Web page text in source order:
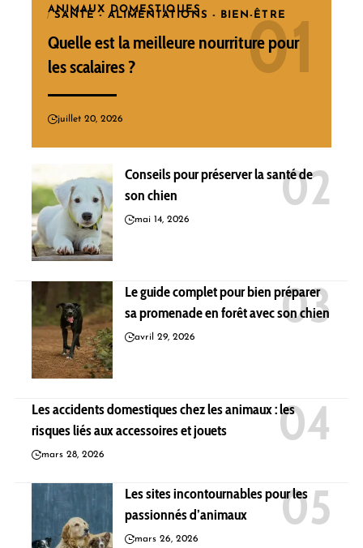
ANIMAUX DOMESTIQUES
SANTÉ - ALIMENTATIONS - BIEN-ÊTRE
Quelle est la meilleure nourriture pour
les scalaires ?
juillet 20, 2026
Conseils pour préserver la santé de
son chien
mai 14, 2026
Le guide complet pour bien préparer
sa promenade en forêt avec son chien
avril 29, 2026
Les accidents domestiques chez les animaux : les
risques liés aux accessoires et jouets
mars 28, 2026
Les sites incontournables pour les
passionnés d’animaux
mars 26, 2026